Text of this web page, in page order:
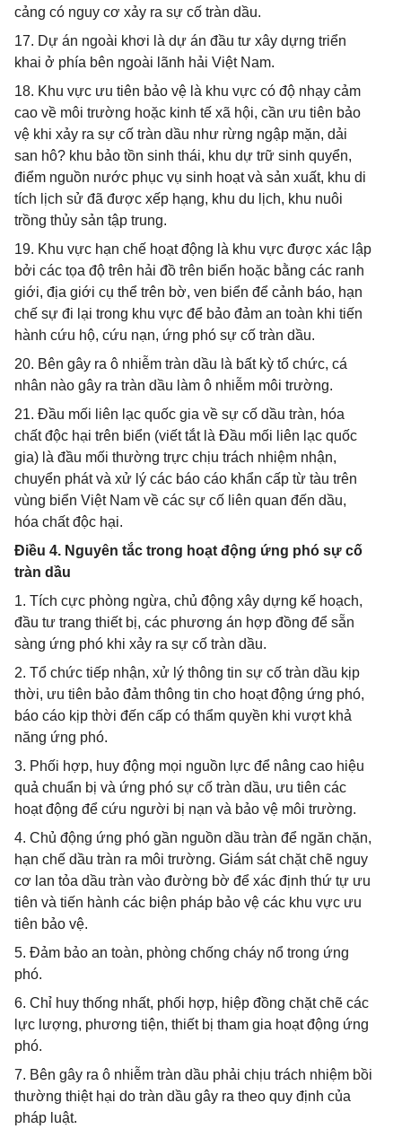
cảng có nguy cơ xảy ra sự cố tràn dầu.
17. Dự án ngoài khơi là dự án đầu tư xây dựng triển
khai ở phía bên ngoài lãnh hải Việt Nam.
18. Khu vực ưu tiên bảo vệ là khu vực có độ nhạy cảm
cao về môi trường hoặc kinh tế xã hội, cần ưu tiên bảo
vệ khi xảy ra sự cố tràn dầu như rừng ngập mặn, dải
san hô? khu bảo tồn sinh thái, khu dự trữ sinh quyển,
điểm nguồn nước phục vụ sinh hoạt và sản xuất, khu di
tích lịch sử đã được xếp hạng, khu du lịch, khu nuôi
trồng thủy sản tập trung.
19. Khu vực hạn chế hoạt động là khu vực được xác lập
bởi các tọa độ trên hải đồ trên biển hoặc bằng các ranh
giới, địa giới cụ thể trên bờ, ven biển để cảnh báo, hạn
chế sự đi lại trong khu vực để bảo đảm an toàn khi tiến
hành cứu hộ, cứu nạn, ứng phó sự cố tràn dầu.
20. Bên gây ra ô nhiễm tràn dầu là bất kỳ tổ chức, cá
nhân nào gây ra tràn dầu làm ô nhiễm môi trường.
21. Đầu mối liên lạc quốc gia về sự cố dầu tràn, hóa
chất độc hại trên biển (viết tắt là Đầu mối liên lạc quốc
gia) là đầu mối thường trực chịu trách nhiệm nhận,
chuyển phát và xử lý các báo cáo khẩn cấp từ tàu trên
vùng biển Việt Nam về các sự cố liên quan đến dầu,
hóa chất độc hại.
Điều 4. Nguyên tắc trong hoạt động ứng phó sự cố
tràn dầu
1. Tích cực phòng ngừa, chủ động xây dựng kế hoạch,
đầu tư trang thiết bị, các phương án hợp đồng để sẵn
sàng ứng phó khi xảy ra sự cố tràn dầu.
2. Tổ chức tiếp nhận, xử lý thông tin sự cố tràn dầu kịp
thời, ưu tiên bảo đảm thông tin cho hoạt động ứng phó,
báo cáo kịp thời đến cấp có thẩm quyền khi vượt khả
năng ứng phó.
3. Phối hợp, huy động mọi nguồn lực để nâng cao hiệu
quả chuẩn bị và ứng phó sự cố tràn dầu, ưu tiên các
hoạt động để cứu người bị nạn và bảo vệ môi trường.
4. Chủ động ứng phó gần nguồn dầu tràn để ngăn chặn,
hạn chế dầu tràn ra môi trường. Giám sát chặt chẽ nguy
cơ lan tỏa dầu tràn vào đường bờ để xác định thứ tự ưu
tiên và tiến hành các biện pháp bảo vệ các khu vực ưu
tiên bảo vệ.
5. Đảm bảo an toàn, phòng chống cháy nổ trong ứng
phó.
6. Chỉ huy thống nhất, phối hợp, hiệp đồng chặt chẽ các
lực lượng, phương tiện, thiết bị tham gia hoạt động ứng
phó.
7. Bên gây ra ô nhiễm tràn dầu phải chịu trách nhiệm bồi
thường thiệt hại do tràn dầu gây ra theo quy định của
pháp luật.